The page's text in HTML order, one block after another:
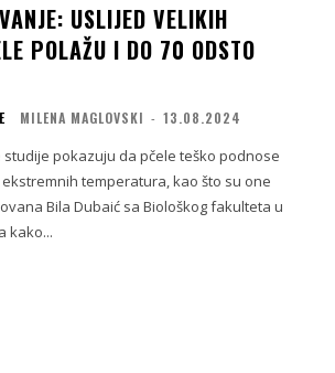
USLIJED VELIKIH
POLAŽU I DO 70 ODSTO
MILENA MAGLOVSKI - 13.08.2024
pokazuju da pčele teško podnose
temperatura, kao što su one
Bila Dubaić sa Biološkog fakulteta u
kako...